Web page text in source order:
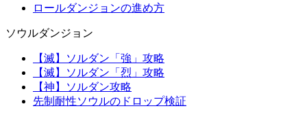
ロールダンジョンの進め方
ソウルダンジョン
【滅】ソルダン「強」攻略
【滅】ソルダン「烈」攻略
【神】ソルダン攻略
先制耐性ソウルのドロップ検証